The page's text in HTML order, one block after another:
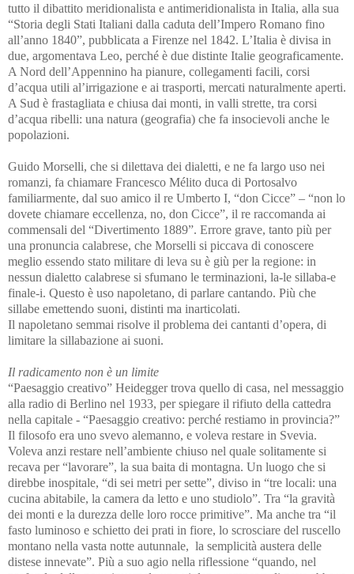
tutto il dibattito meridionalista e antimeridionalista in Italia, alla sua
“Storia degli Stati Italiani dalla caduta dell’Impero Romano fino
all’anno 1840”, pubblicata a Firenze nel 1842. L’Italia è divisa in
due, argomentava Leo, perché è due distinte Italie geograficamente.
A Nord dell’Appennino ha pianure, collegamenti facili, corsi
d’acqua utili al’irrigazione e ai trasporti, mercati naturalmente aperti.
A Sud è frastagliata e chiusa dai monti, in valli strette, tra corsi
d’acqua ribelli: una natura (geografia) che fa insocievoli anche le
popolazioni.
Guido Morselli, che si dilettava dei dialetti, e ne fa largo uso nei
romanzi, fa chiamare Francesco Mélito duca di Portosalvo
familiarmente, dal suo amico il re Umberto I, “don Cicce” – “non lo
dovete chiamare eccellenza, no, don Cicce”, il re raccomanda ai
commensali del “Divertimento 1889”. Errore grave, tanto più per
una pronuncia calabrese, che Morselli si piccava di conoscere
meglio essendo stato militare di leva su è giù per la regione: in
nessun dialetto calabrese si sfumano le terminazioni, la-le sillaba-e
finale-i. Questo è uso napoletano, di parlare cantando. Più che
sillabe emettendo suoni, distinti ma inarticolati.
Il napoletano semmai risolve il problema dei cantanti d’opera, di
limitare la sillabazione ai suoni.
Il radicamento non è un limite
“Paesaggio creativo” Heidegger trova quello di casa, nel messaggio
alla radio di Berlino nel 1933, per spiegare il rifiuto della cattedra
nella capitale - “Paesaggio creativo: perché restiamo in provincia?”
Il filosofo era uno svevo alemanno, e voleva restare in Svevia.
Voleva anzi restare nell’ambiente chiuso nel quale solitamente si
recava per “lavorare”, la sua baita di montagna. Un luogo che si
direbbe inospitale, “di sei metri per sette”, diviso in “tre locali: una
cucina abitabile, la camera da letto e uno studiolo”. Tra “la gravità
dei monti e la durezza delle loro rocce primitive”. Ma anche tra “il
fasto luminoso e schietto dei prati in fiore, lo scrosciare del ruscello
montano nella vasta notte autunnale, la semplicità austera delle
distese innevate”. Più a suo agio nella riflessione “quando, nel